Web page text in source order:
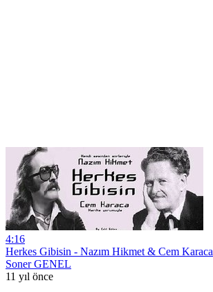
4:16
Herkes Gibisin - Nazım Hikmet & Cem Karaca
Soner GENEL
11 yıl önce